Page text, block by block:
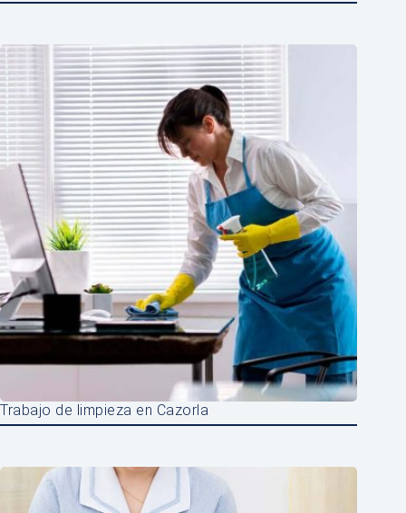
Trabajo de limpieza en Cazorla